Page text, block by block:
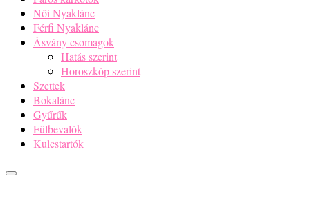
Női Nyaklánc
Férfi Nyaklánc
Ásvány csomagok
Hatás szerint
Horoszkóp szerint
Szettek
Bokalánc
Gyűrűk
Fülbevalók
Kulcstartók